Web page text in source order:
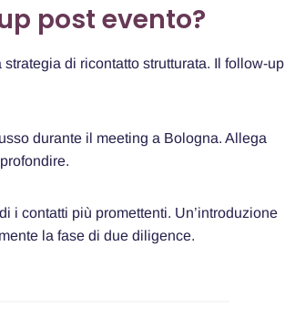
post evento?
di ricontatto strutturata. Il follow-up
durante il meeting a Bologna. Allega
i contatti più promettenti. Un’introduzione
la fase di due diligence.